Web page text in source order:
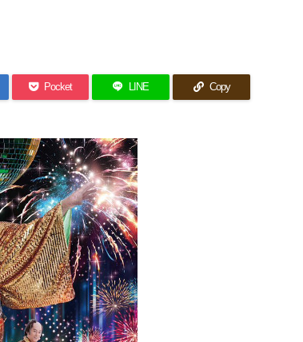
Pocket LINE Copy